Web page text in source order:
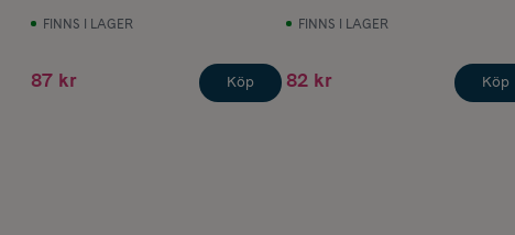
FINNS I LAGER
87 kr Köp
FINNS I LAGER
82 kr Köp